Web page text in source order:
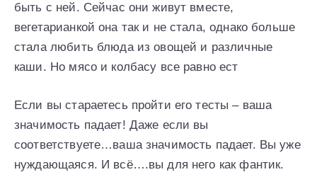
быть с ней. Сейчас они живут вместе,
вегетарианкой она так и не стала, однако больше
стала любить блюда из овощей и различные
каши. Но мясо и колбасу все равно ест
Если вы стараетесь пройти его тесты – ваша
значимость падает! Даже если вы
соответствуете…ваша значимость падает. Вы уже
нуждающаяся. И всё….вы для него как фантик.